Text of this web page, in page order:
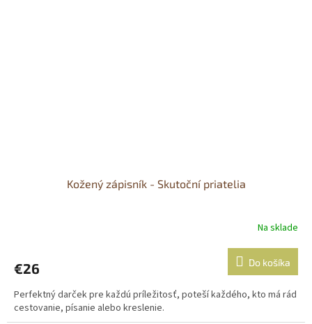
Kožený zápisník - Skutoční priatelia
Na sklade
€26 Do košíka
Perfektný darček pre každú príležitosť, poteší každého, kto má rád
cestovanie, písanie alebo kreslenie.